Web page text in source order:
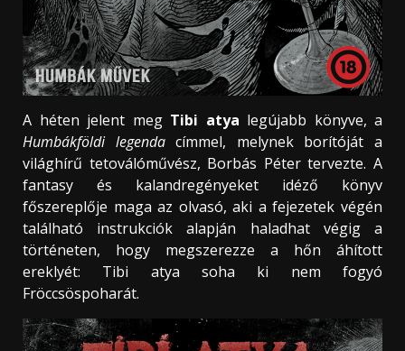
A héten jelent meg Tibi atya legújabb könyve, a
Humbákföldi legendacímmel, melynek borítóját a
világhírű tetoválóművész, Borbás Péter tervezte. A
fantasy és kalandregényeket idéző könyv
főszereplője maga az olvasó, aki a fejezetek végén
található instrukciók alapján haladhat végig a
történeten, hogy megszerezze a hőn áhított
ereklyét: Tibi atya soha ki nem fogyó
Fröccsöspoharát.